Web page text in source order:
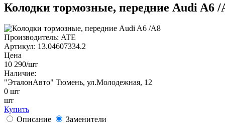
Колодки тормозные, передние Audi A6 /
Производитель: ATE
Артикул: 13.04607334.2
Цена
10 290/шт
Наличие:
"ЭталонАвто" Тюмень, ул.Молодежная, 12
0 шт
шт
Купить
Описание
Заменители